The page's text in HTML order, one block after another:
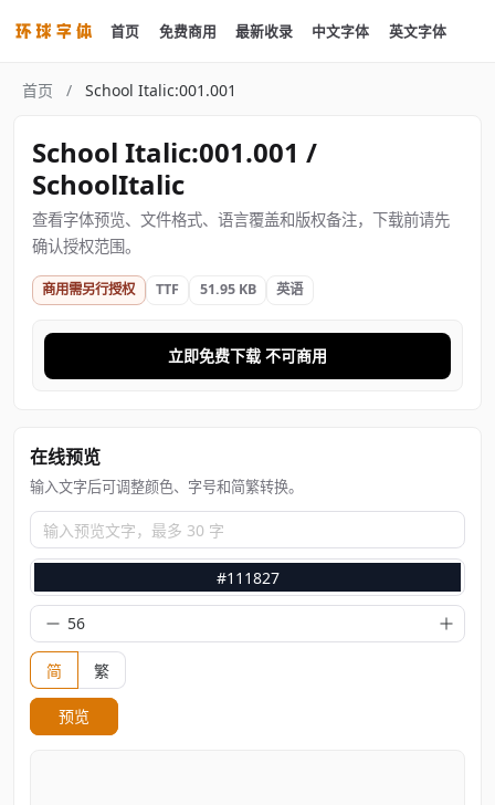
首页 免费商用 最新收录 中文字体 英文字体
首页 / School Italic:001.001
School Italic:001.001 /
SchoolItalic
查看字体预览、文件格式、语言覆盖和版权备注，下载前请先
确认授权范围。
商用需另行授权 TTF 51.95 KB 英语
立即免费下载 不可商用
在线预览
输入文字后可调整颜色、字号和简繁转换。
输入预览文字，最多 30 字
#111827
简 繁
预览